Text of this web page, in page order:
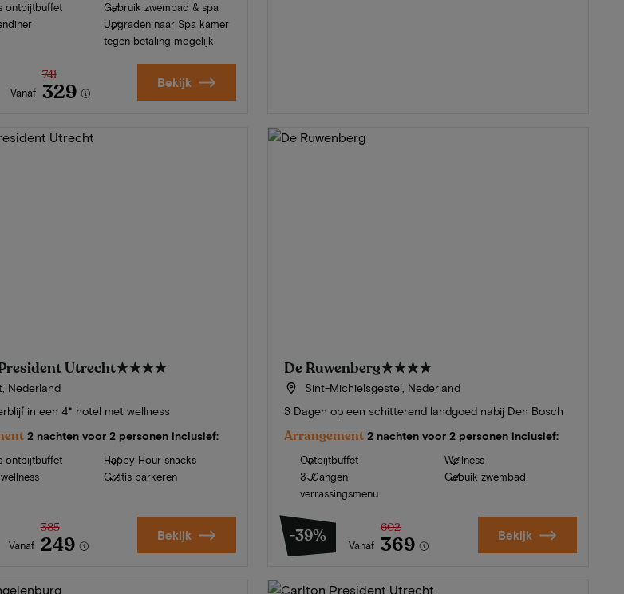
ontbijtbuffet
Gebruik zwembad & spa
Upgraden naar Spa kamer
tegen betaling mogelijk
Vanaf
741
329 Bekijk
Utrecht★★★★
Nederland
in een 4* hotel met wellness
2 nachten voor 2 personen inclusief:
ontbijtbuffet
Happy Hour snacks
Gratis parkeren
Vanaf
385
249 Bekijk
De Ruwenberg★★★★
Sint-Michielsgestel, Nederland
3 Dagen op een schitterend landgoed nabij Den Bosch
Arrangement 2 nachten voor 2 personen inclusief:
Ontbijtbuffet
3-Gangen
verrassingsmenu
Wellness
Gebuik zwembad
-39% Vanaf
602
369 Bekijk